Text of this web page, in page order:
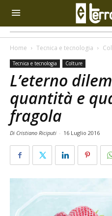
Home Tecnica e tecnologia
Tecnica e tecnologia Colture
L’eterno
quantità e
fragola
Di Cristiano Riciputi - 16 Luglio 2016